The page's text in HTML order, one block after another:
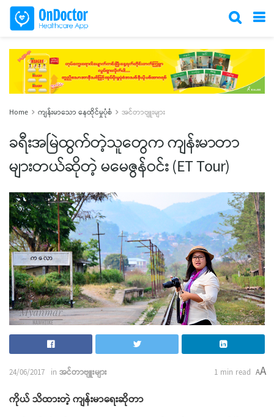
Home ကျန်းမာသော နေထိုင်မှုပုံစံ အင်တာဗျူးများ
ခရီးအမြဲထွက်တဲ့သူတွေက ကျန်းမာတာ
များတယ်ဆိုတဲ့ မမေဇွန်ဝင်း (ET Tour)
24/06/2017 in အင်တာဗျူးများ 1 min read AA
ကိုယ် သိထားတဲ့ ကျန်းမာရေးဆိုတာ